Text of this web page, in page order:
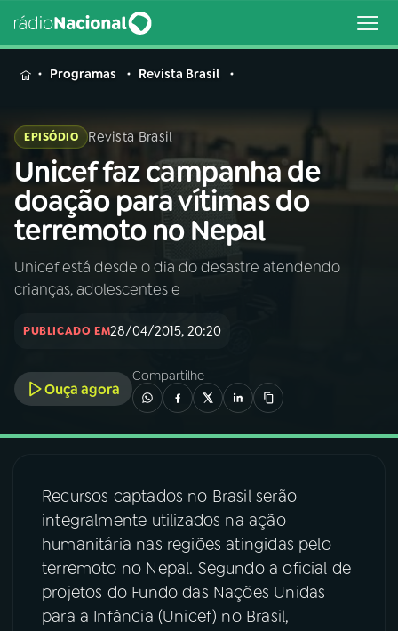
MENU
Buscar
na
Rádio
Nacional
Buscar
AO VIVO
INÍCIO
A RÁDIO
03PROGRAMAÇÃO
04PROGRAMAS
PODCASTS
06VIDEOCASTS
Programas Revista Brasil
EPISÓDIO Revista Brasil
Unicef faz campanha de
doação para vítimas do
terremoto no Nepal
Unicef está desde o dia do desastre atendendo
crianças, adolescentes e
PUBLICADO EM28/04/2015, 20:20
Ouça agora
Compartilhe
Recursos captados no Brasil serão
integralmente utilizados na ação
humanitária nas regiões atingidas pelo
terremoto no Nepal. Segundo a oficial de
projetos do Fundo das Nações Unidas
para a Infância (Unicef) no Brasil,